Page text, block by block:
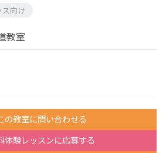
ズ向け
教室
の教室に問い合わせる
体験レッスンに応募する